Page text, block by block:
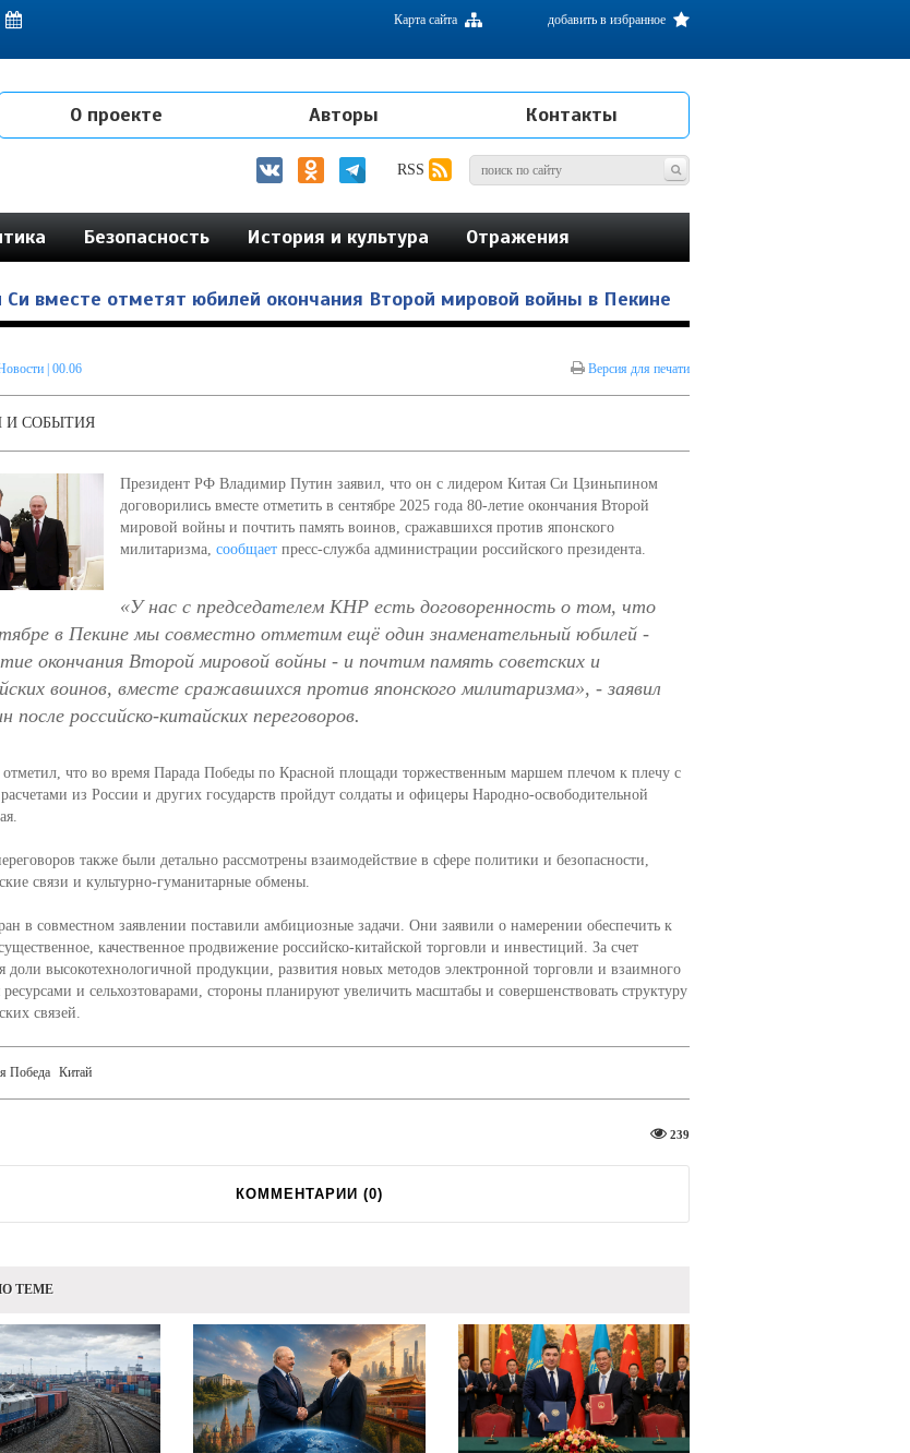
на постсоветском пространстве
добавить в избранное
Карта сайта
О проекте Авторы Контакты
RSS
Безопасность История и культура Отражения
Си вместе отметят юбилей окончания Второй мировой войны в Пекине
| 00.06 Версия для печати
И СОБЫТИЯ
Президент РФ Владимир Путин заявил, что он с лидером Китая Си Цзиньпином
договорились вместе отметить в сентябре 2025 года 80-летие окончания Второй
мировой войны и почтить память воинов, сражавшихся против японского
милитаризма, сообщаетпресс-служба администрации российского президента.
«У нас с председателем КНР есть договоренность о том, что
в Пекине мы совместно отметим ещё один знаменательный юбилей -
окончания Второй мировой войны - и почтим память советских и
воинов, вместе сражавшихся против японского милитаризма», - заявил
после российско-китайских переговоров.
отметил, что во время Парада Победы по Красной площади торжественным маршем плечом к плечу с
из России и других государств пройдут солдаты и офицеры Народно-освободительной
также были детально рассмотрены взаимодействие в сфере политики и безопасности,
связи и культурно-гуманитарные обмены.
в совместном заявлении поставили амбициозные задачи. Они заявили о намерении обеспечить к
качественное продвижение российско-китайской торговли и инвестиций. За счет
высокотехнологичной продукции, развития новых методов электронной торговли и взаимного
и сельхозтоварами, стороны планируют увеличить масштабы и совершенствовать структуру
связей.
Победа Китай
239
КОММЕНТАРИИ (0)
ТЕМЕ